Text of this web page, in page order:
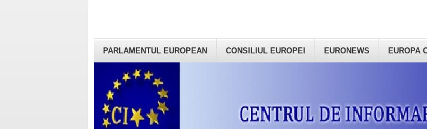
PARLAMENTUL EUROPEAN CONSILIUL EUROPEI EURONEWS EUROPA